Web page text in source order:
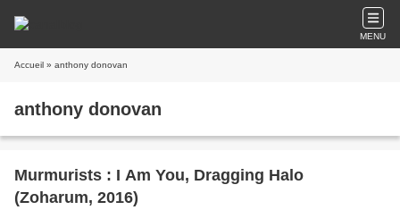
MENU
Accueil » anthony donovan
anthony donovan
Murmurists : I Am You, Dragging Halo
(Zoharum, 2016)